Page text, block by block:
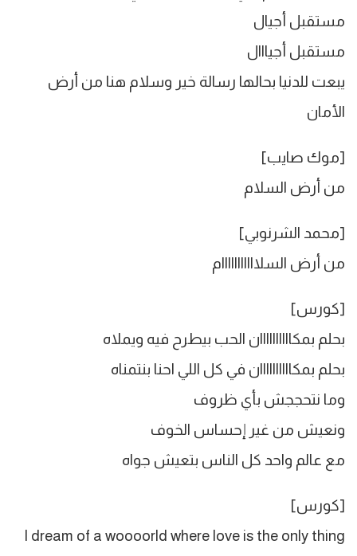
مستقبل أجيال
مستقبل أجيااال
يبعت للدنيا بحالها رسالة خير وسلام هنا من أرض
الأمان
[موك صايب]
من أرض السلام
[محمد الشرنوبي]
من أرض السلااااااااااام
[كورس]
بحلم بمكاااااااااان الحب بيطرح فيه ويملاه
بحلم بمكاااااااااان في كل اللي احنا بنتمناه
وما نتحججش بأي ظروف
ونعيش من غير إحساس الخوف
مع عالم واحد كل الناس بتعيش جواه
[كورس]
I dream of a woooorld where love is the only thing